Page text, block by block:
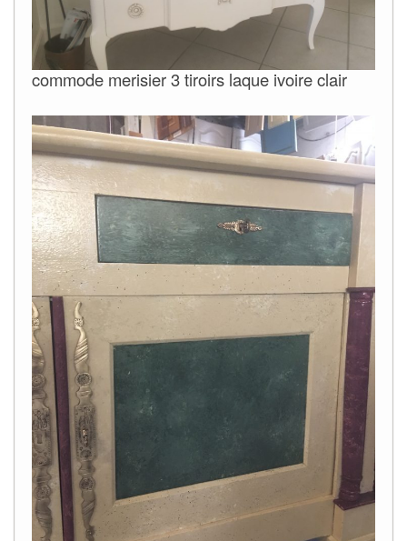
commode merisier 3 tiroirs laque ivoire clair